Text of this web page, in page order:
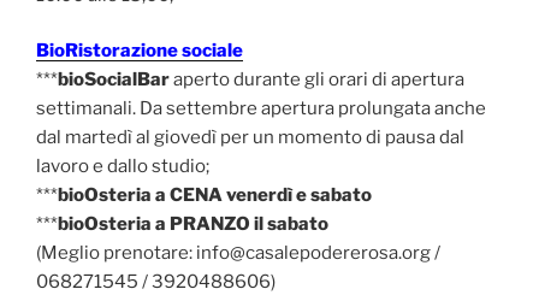
BioRistorazione sociale
***bioSocialBaraperto durante gli orari di apertura
settimanali. Da settembre apertura prolungata anche
dal martedì al giovedì per un momento di pausa dal
lavoro e dallo studio;
***bioOsteria a CENA venerdì e sabato
***bioOsteria a PRANZO il sabato
(Meglio prenotare: info@casalepodererosa.org /
068271545 / 3920488606)